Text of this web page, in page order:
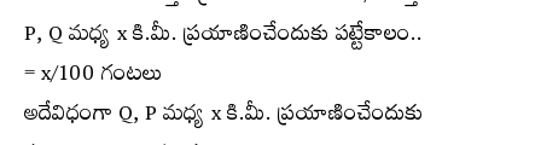
P, Q మధ్య x కి.మీ. ప్రయాణించేందుకు పట్టేకాలం..
= x/100 గంటలు
అదేవిధంగా Q, P మధ్య x కి.మీ. ప్రయాణించేందుకు